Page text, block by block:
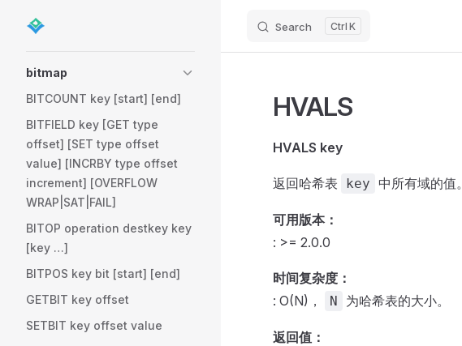
Skip to content Search K
bitmap
BITCOUNT key [start] [end]
BITFIELD key [GET type
offset] [SET type offset
value] [INCRBY type offset
increment] [OVERFLOW
WRAP|SAT|FAIL]
BITOP operation destkey key
[key …]
BITPOS key bit [start] [end]
GETBIT key offset
SETBIT key offset value
HVALS
HVALS key
返回哈希表 key 中所有域的值。
可用版本：
: >= 2.0.0
时间复杂度：
: O(N)，
N 为哈希表的大小。
返回值：